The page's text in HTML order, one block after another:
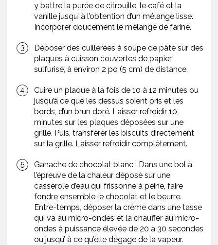
y battre la purée de citrouille, le café et la
vanille jusqu’ à l’obtention d’un mélange lisse.
Incorporer doucement le mélange de farine.
Déposer des cuillerées à soupe de pâte sur des
plaques à cuisson couvertes de papier
sulfurisé, à environ 2 po (5 cm) de distance.
Cuire un plaque à la fois de 10 à 12 minutes ou
jusqu’à ce que les dessus soient pris et les
bords, d’un brun doré. Laisser refroidir 10
minutes sur les plaques déposées sur une
grille. Puis, transférer les biscuits directement
sur la grille. Laisser refroidir complètement.
Ganache de chocolat blanc : Dans une bol à
l’épreuve de la chaleur déposé sur une
casserole d’eau qui frissonne à peine, faire
fondre ensemble le chocolat et le beurre.
Entre-temps, déposer la crème dans une tasse
qui va au micro-ondes et la chauffer au micro-
ondes à puissance élevée de 20 à 30 secondes
ou jusqu’ à ce qu’elle dégage de la vapeur.